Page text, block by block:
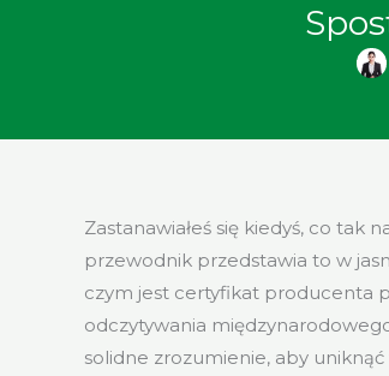
Zastanawiałeś się kiedyś, co tak
przewodnik przedstawia to w
czym jest certyfikat producenta
odczytywania
solidne zrozumienie, aby